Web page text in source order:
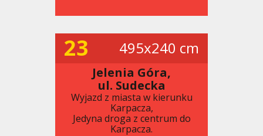
23 495x240 cm
Jelenia Góra,
ul. Sudecka
Wyjazd z miasta w kierunku
Karpacza,
Jedyna droga z centrum do
Karpacza.